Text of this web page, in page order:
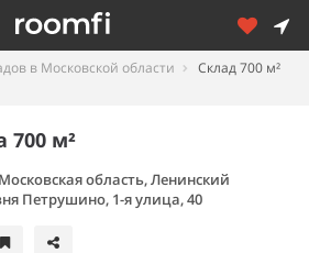
в Московской области
Склад 700 м²
700 м²
Московская область, Ленинский
Петрушино, 1-я улица, 40